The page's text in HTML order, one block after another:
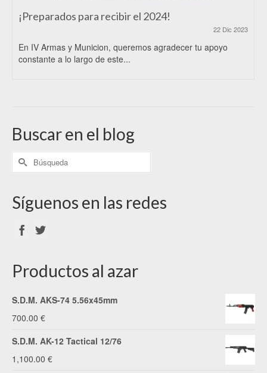
¡Preparados para recibir el 2024!
22 Dic 2023
En IV Armas y Municion, queremos agradecer tu apoyo
constante a lo largo de este...
Buscar en el blog
Síguenos en las redes
Productos al azar
S.D.M. AKS-74 5.56x45mm
700.00 €
S.D.M. AK-12 Tactical 12/76
1,100.00 €